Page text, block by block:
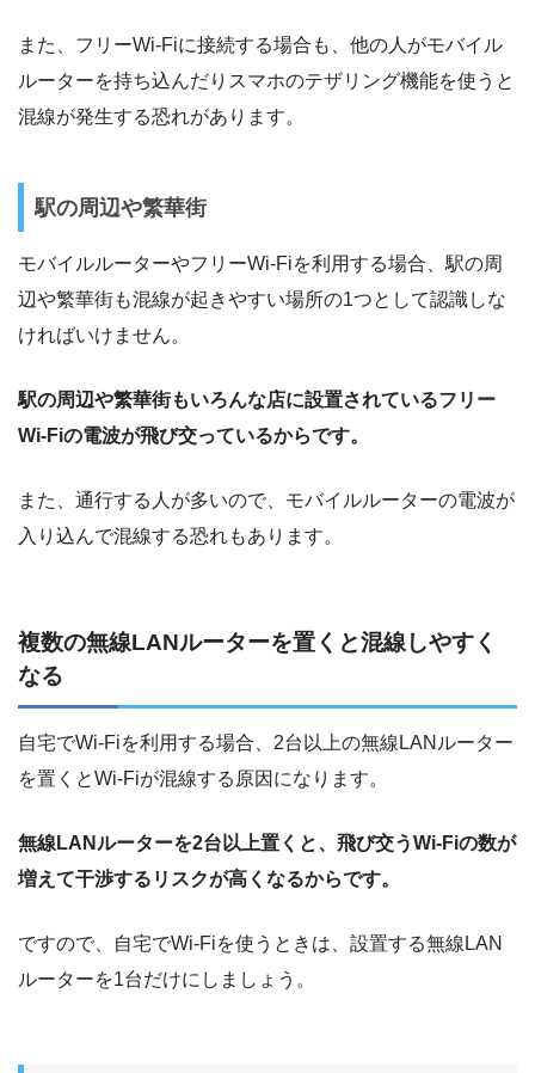
また、フリーWi-Fiに接続する場合も、他の人がモバイル
ルーターを持ち込んだりスマホのテザリング機能を使うと
混線が発生する恐れがあります。
駅の周辺や繁華街
モバイルルーターやフリーWi-Fiを利用する場合、駅の周
辺や繁華街も混線が起きやすい場所の1つとして認識しな
ければいけません。
駅の周辺や繁華街もいろんな店に設置されているフリー
Wi-Fiの電波が飛び交っているからです。
また、通行する人が多いので、モバイルルーターの電波が
入り込んで混線する恐れもあります。
複数の無線LANルーターを置くと混線しやすく
なる
自宅でWi-Fiを利用する場合、2台以上の無線LANルーター
を置くとWi-Fiが混線する原因になります。
無線LANルーターを2台以上置くと、飛び交うWi-Fiの数が
増えて干渉するリスクが高くなるからです。
ですので、自宅でWi-Fiを使うときは、設置する無線LAN
ルーターを1台だけにしましょう。